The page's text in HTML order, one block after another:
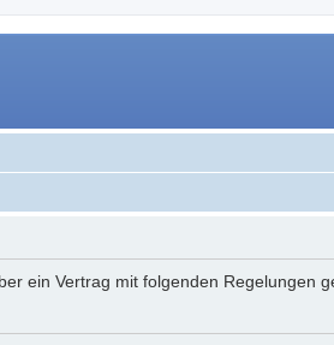
ein Vertrag mit folgenden Regelungen